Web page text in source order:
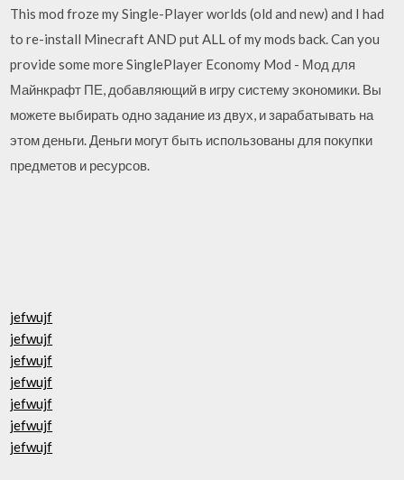
This mod froze my Single-Player worlds (old and new) and I had
to re-install Minecraft AND put ALL of my mods back. Can you
provide some more SinglePlayer Economy Mod - Мод для
Майнкрафт ПЕ, добавляющий в игру систему экономики. Вы
можете выбирать одно задание из двух, и зарабатывать на
этом деньги. Деньги могут быть использованы для покупки
предметов и ресурсов.
jefwujf
jefwujf
jefwujf
jefwujf
jefwujf
jefwujf
jefwujf